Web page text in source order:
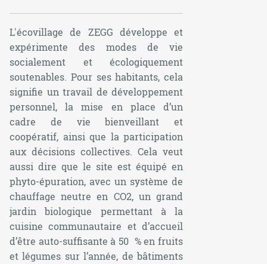
L'écovillage de ZEGG développe et
expérimente des modes de vie
socialement et écologiquement
soutenables. Pour ses habitants, cela
signifie un travail de développement
personnel, la mise en place d’un
cadre de vie bienveillant et
coopératif, ainsi que la participation
aux décisions collectives. Cela veut
aussi dire que le site est équipé en
phyto-épuration, avec un système de
chauffage neutre en CO2, un grand
jardin biologique permettant à la
cuisine communautaire et d’accueil
d’être auto-suffisante à 50 % en fruits
et légumes sur l’année, de bâtiments